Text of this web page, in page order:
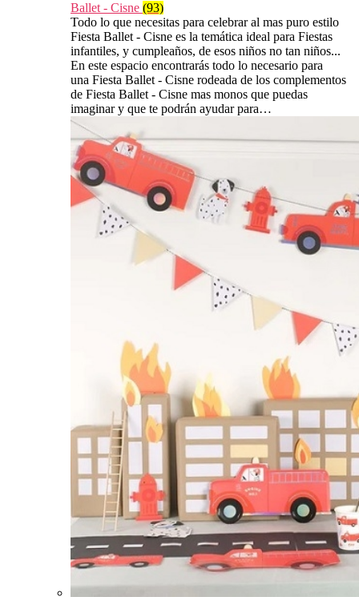
Ballet - Cisne (93)
Todo lo que necesitas para celebrar al mas puro estilo
Fiesta Ballet - Cisne es la temática ideal para Fiestas
infantiles, y cumpleaños, de esos niños no tan niños...
En este espacio encontrarás todo lo necesario para
una Fiesta Ballet - Cisne rodeada de los complementos
de Fiesta Ballet - Cisne mas monos que puedas
imaginar y que te podrán ayudar para…